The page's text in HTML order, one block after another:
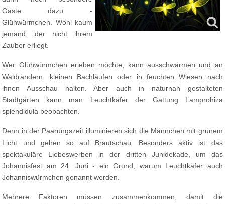
Gäste dazu -
Glühwürmchen. Wohl kaum
jemand, der nicht ihrem
Zauber erliegt.
Wer Glühwürmchen erleben möchte, kann ausschwärmen und an
Waldrändern, kleinen Bachläufen oder in feuchten Wiesen nach
ihnen Ausschau halten. Aber auch in naturnah gestalteten
Stadtgärten kann man Leuchtkäfer der Gattung Lamprohiza
splendidula beobachten.
Denn in der Paarungszeit illuminieren sich die Männchen mit grünem
Licht und gehen so auf Brautschau. Besonders aktiv ist das
spektakuläre Liebeswerben in der dritten Junidekade, um das
Johannisfest am 24. Juni - ein Grund, warum Leuchtkäfer auch
Johanniswürmchen genannt werden.
Mehrere Faktoren müssen zusammenkommen, damit die